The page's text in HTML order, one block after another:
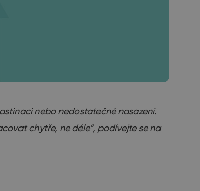
nebo nedostatečné nasazení.
chytře, ne déle“, podívejte se na